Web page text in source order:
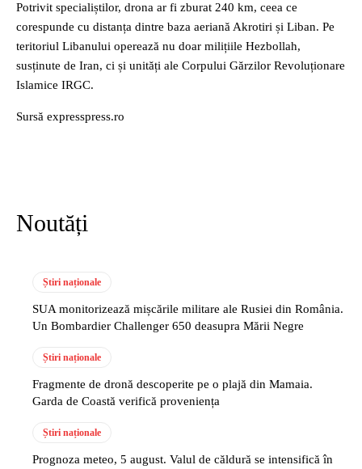
Potrivit specialiștilor, drona ar fi zburat 240 km, ceea ce
corespunde cu distanța dintre baza aeriană Akrotiri și Liban. Pe
teritoriul Libanului operează nu doar milițiile Hezbollah,
susținute de Iran, ci și unități ale Corpului Gărzilor Revoluționare
Islamice IRGC.
Sursă expresspress.ro
Noutăți
Știri naționale
SUA monitorizează mișcările militare ale Rusiei din România.
Un Bombardier Challenger 650 deasupra Mării Negre
Știri naționale
Fragmente de dronă descoperite pe o plajă din Mamaia.
Garda de Coastă verifică proveniența
Știri naționale
Prognoza meteo, 5 august. Valul de căldură se intensifică în